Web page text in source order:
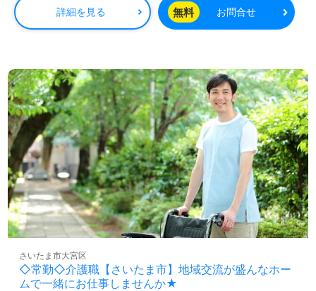
詳細を見る 無料 お問合せ
◇常勤◇介護職【さいたま市】地域交流が盛んなホー
ムで一緒にお仕事しませんか★
さいたま市大宮区